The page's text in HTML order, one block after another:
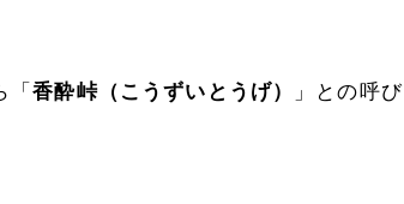
「香酔峠（こうずいとうげ）
」との呼び